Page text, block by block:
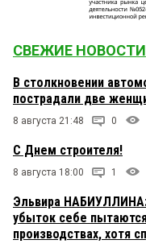
СВЕЖИЕ НОВОСТИ
В столкновении
пострадали две
8 августа 21:48 0
С Днем строителя!
8 августа 18:00 1
Эльвира
убыток себе
производствах, хотя